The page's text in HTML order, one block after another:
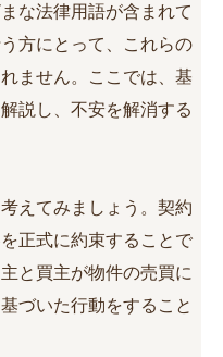
な法律用語が含まれて
方にとって、これらの
ません。ここでは、基
説し、不安を解消する
えてみましょう。契約
正式に約束することで
と買主が物件の売買に
づいた行動をすること